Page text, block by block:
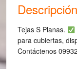
Tejas S Planas.
para cubiertas,
Contáctenos